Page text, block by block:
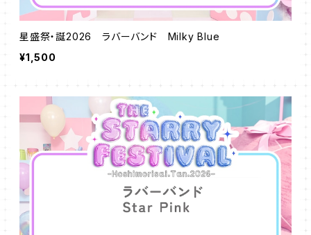
星盛祭・誕2026 ラバーバンド Milky Blue
¥1,500